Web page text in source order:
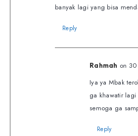
banyak lagi yang bisa
Reply
Rahmah on
Iya ya Mbak
ga khawatir lagi
semoga ga
Reply